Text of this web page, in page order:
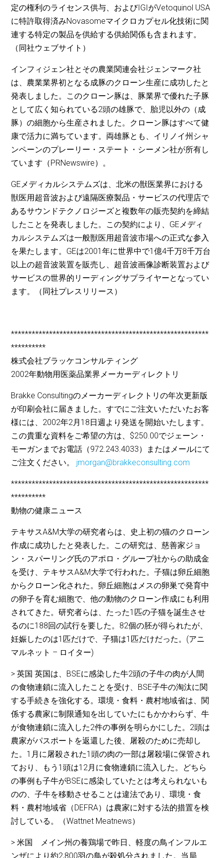
定の権利のライセンス供与、およびIGIがVetoquinol USA
に特許取得済みNovasomeマイクロカプセル化技術に関
連する特定の製品を供給する供給関係も含まれます。
（同社ウェブサイト）
インフィジェン社とその農業関連会社ジェンマーク社
は、農業業界初となる成豚のクローン生産に成功したと
発表しました。このクローン豚は、豚業界で優れた子豚
として広く知られている2頭の雄豚で、胎児以外の（成
豚）の細胞から生産されました。クローン豚はすべて健
康で活力に満ちています。両雄豚とも、イリノイ州シャ
ンペーンのプレーリー・ステート・シーメン社が所有し
ています（PRNewswire）。
GEメディカルシステムズは、北米の獣医業界における
獣医用超音波および遠隔医療製品・サービスの代理店で
あるサウンドテクノロジーズと複数年の販売契約を締結
したことを発表しました。この契約により、GEメディ
カルシステムズは一般獣医用超音波市場への正式な参入
を果たします。GEは2001年に世界中で1億4千万8千万台
以上の超音波装置を販売し、超音波画像診断装置および
サービスの世界的リーディングサプライヤーとなってい
ます。（同社プレスリリース）
*********************************************************
**********
株式会社ブラッケコンサルティング
2002年動物用医薬品業界メーカーディレクトリ
Brakke Consultingのメーカーディレクトリの年次更新版
が印刷会社に届きました。すでにご注文いただいたお客
様には、2002年2月18日週より発送を開始いたします。
この貴重な資料をご希望の方は、$250.00でジェーン・
モーガンまでお電話（972.243.4033）またはメールにて
ご注文ください。 jmorgan@brakkeconsulting.com
*********************************************************
**********
動物の健康ニュース
テキサスA&M大学の研究者らは、史上初の猫のクローン
作成に成功したと発表した。この研究は、慈善家ジョ
ン・スパーリング氏のアポロ・グループ社からの助成金
を受け、テキサスA&M大学で行われた。子猫は卵丘細胞
からクローン化された。卵丘細胞はメスの卵巣で発育中
の卵子を育む細胞で、他の動物のクローン作成にも利用
されてきた。研究者らは、たった1匹の子猫を誕生させ
るのに188回の試行を要した。82個の胚が得られたが、
妊娠したのは1匹だけで、子猫は1匹だけだった。(アニ
マルネット – ロイター)
> 英国 英国は、BSEに感染した牛2頭の子牛の肉が人間
の食物連鎖に流入したことを受け、BSE子牛の淘汰に関
する手続きを強化する。環境・食料・農村地域省は、関
係する農家に制限通知を出していたにもかかわらず、牛
が食物連鎖に流入した2件の事例を明らかにした。2頭は
農家がパスポートを返還した後、屠殺のために売却し
た。1月に屠殺された1頭の肉の一部は屠殺場に保管され
ており、もう1頭は12月に食物連鎖に流入した。どちら
の事例も子牛がBSEに感染していたとは考えられないも
のの、子牛を移動させることは違法であり、環境・食
料・農村地域省（DEFRA）は農家に対する法的措置を検
討している。（Wattnet Meatnews）
> 米国 メイン州の養鶏場で昨日、軽度の鳥インフルエ
ンザにより約2,800羽の鳥が殺処分されました。当局